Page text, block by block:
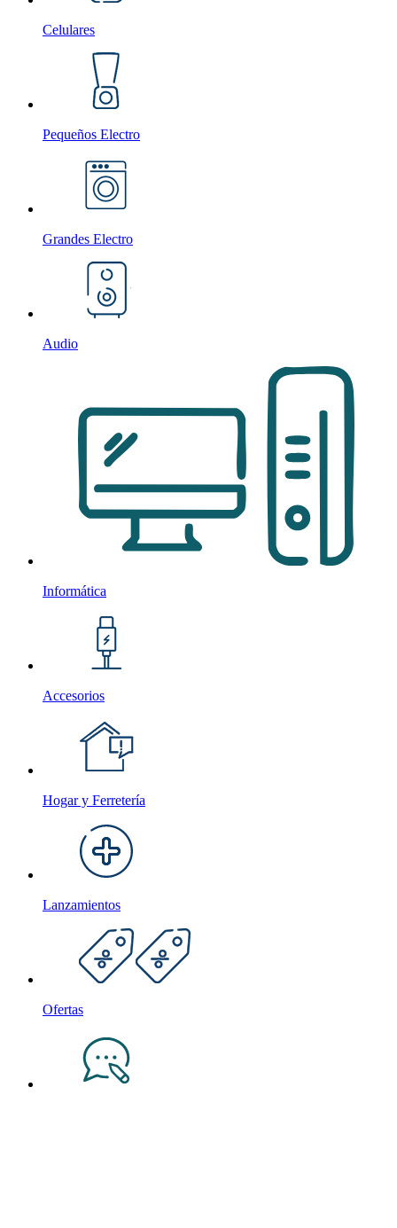
Celulares
Pequeños Electro
Grandes Electro
Audio
Informática
Accesorios
Hogar y Ferretería
Lanzamientos
Ofertas